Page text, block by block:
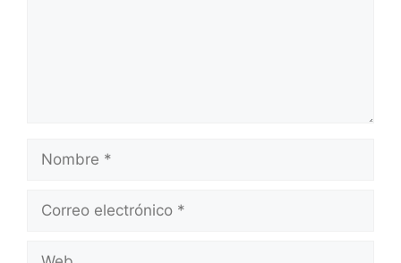
electrónico